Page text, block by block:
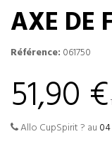
AXE DE
Référence: 061750
51,90 €
Allo CupSpirit ? au 04